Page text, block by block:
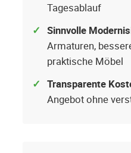
Tagesablauf
Sinnvolle
Armaturen,
praktische Möbel
Transparente
Angebot ohne